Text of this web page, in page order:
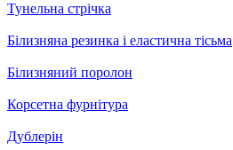
Тунельна стрічка
Білизняна резинка і еластична тісьма
Білизняний поролон
Корсетна фурнітура
Дублерін